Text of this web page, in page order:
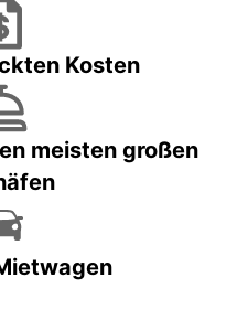
Kosten
meisten großen